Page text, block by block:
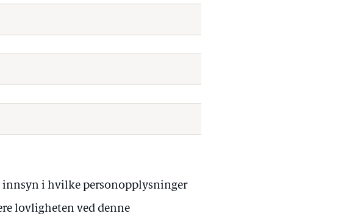
innsyn i hvilke personopplysninger
lovligheten ved denne